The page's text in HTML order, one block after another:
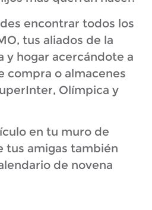
encontrar todos los
tus aliados de la
y hogar acercándote a
compra o almacenes
Olímpica y
en tu muro de
tus amigas también
de novena